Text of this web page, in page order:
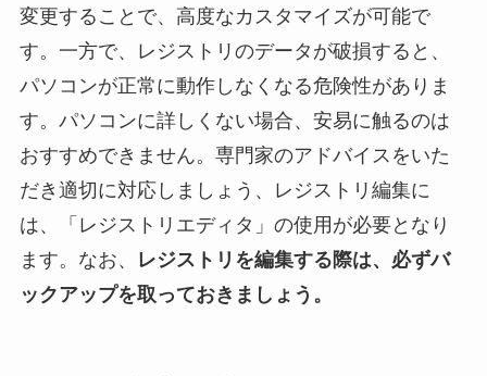
変更することで、高度なカスタマイズが可能で
す。一方で、レジストリのデータが破損すると、
パソコンが正常に動作しなくなる危険性がありま
す。パソコンに詳しくない場合、安易に触るのは
おすすめできません。専門家のアドバイスをいた
だき適切に対応しましょう、レジストリ編集に
は、「レジストリエディタ」の使用が必要となり
ます。 なお、
レジストリを編集する際は、必ずバ
ックアップを取っておきましょう。